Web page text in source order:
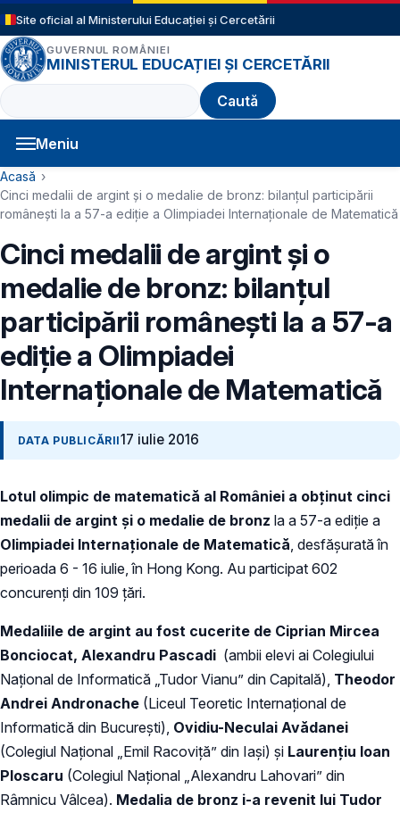
Sari la conținutul principal
Site oficial al Ministerului Educației și Cercetării
GUVERNUL ROMÂNIEI
MINISTERUL EDUCAȚIEI ȘI CERCETĂRII
Caută
Meniu
Navigație principală
Cale de navigare
Acasă
Cinci medalii de argint şi o medalie de bronz: bilanţul participării
româneşti la a 57-a ediţie a Olimpiadei Internaţionale de Matematică
Cinci medalii de argint şi o
medalie de bronz: bilanţul
participării româneşti la a 57-a
ediţie a Olimpiadei
Internaţionale de Matematică
DATA PUBLICĂRII17 iulie 2016
Lotul olimpic de matematică al României a obţinut cinci
medalii de argint şi o medalie de bronz la a 57-a ediţie a
Olimpiadei Internaţionale de Matematică , desfăşurată în
perioada 6 - 16 iulie, în Hong Kong. Au participat 602
concurenţi din 109 ţări.
Medaliile de argint au fost cucerite de Ciprian Mircea
Bonciocat, Alexandru Pascadi (ambii elevi ai Colegiului
Naţional de Informatică „Tudor Vianu” din Capitală), Theodor
Andrei Andronache (Liceul Teoretic Internaţional de
Informatică din Bucureşti), Ovidiu-Neculai Avădanei
(Colegiul Naţional „Emil Racoviţă” din Iaşi) şi Laurenţiu Ioan
Ploscaru (Colegiul Naţional „Alexandru Lahovari” din
Râmnicu Vâlcea). Medalia de bronz i-a revenit lui Tudor